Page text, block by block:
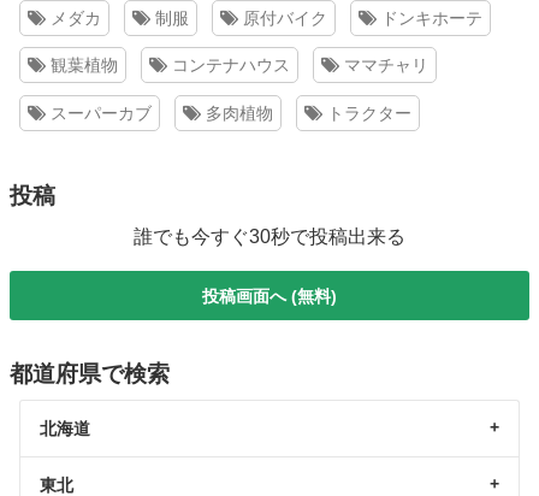
メダカ 制服 原付バイク ドンキホーテ
観葉植物 コンテナハウス ママチャリ
スーパーカブ 多肉植物 トラクター
投稿
誰でも今すぐ30秒で投稿出来る
投稿画面へ (無料)
都道府県で検索
北海道
東北